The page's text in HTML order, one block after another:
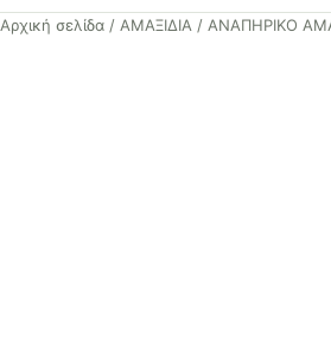
Αρχική σελίδα / ΑΜΑΞΙΔΙΑ / ΑΝΑΠΗΡΙΚΟ